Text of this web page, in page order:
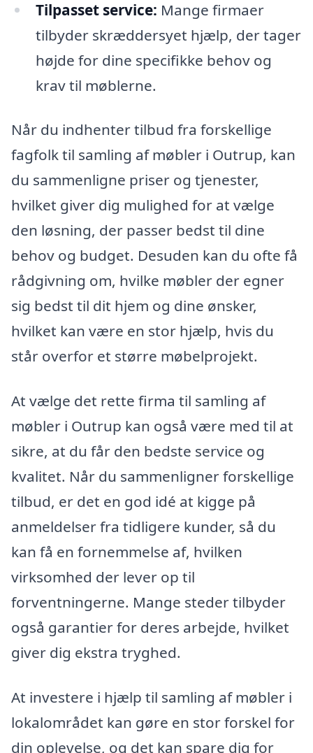
Tilpasset service: Mange firmaer
tilbyder skræddersyet hjælp, der tager
højde for dine specifikke behov og
krav til møblerne.
Når du indhenter tilbud fra forskellige
fagfolk til samling af møbler i Outrup, kan
du sammenligne priser og tjenester,
hvilket giver dig mulighed for at vælge
den løsning, der passer bedst til dine
behov og budget. Desuden kan du ofte få
rådgivning om, hvilke møbler der egner
sig bedst til dit hjem og dine ønsker,
hvilket kan være en stor hjælp, hvis du
står overfor et større møbelprojekt.
At vælge det rette firma til samling af
møbler i Outrup kan også være med til at
sikre, at du får den bedste service og
kvalitet. Når du sammenligner forskellige
tilbud, er det en god idé at kigge på
anmeldelser fra tidligere kunder, så du
kan få en fornemmelse af, hvilken
virksomhed der lever op til
forventningerne. Mange steder tilbyder
også garantier for deres arbejde, hvilket
giver dig ekstra tryghed.
At investere i hjælp til samling af møbler i
lokalområdet kan gøre en stor forskel for
din oplevelse, og det kan spare dig for